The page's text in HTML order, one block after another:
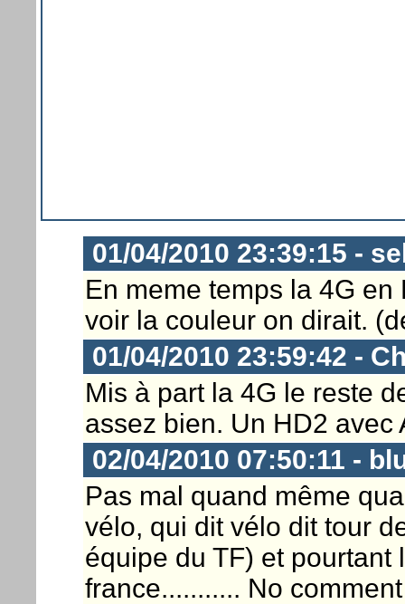
01/04/2010 23:39:15 -
En meme temps la 4G
voir la couleur on dirait.
01/04/2010 23:59:42 -
Mis à part la 4G le reste
assez bien. Un HD2 avec
02/04/2010 07:50:11 -
Pas mal quand même
vélo, qui dit vélo dit tour
équipe du TF) et
france........... No comment